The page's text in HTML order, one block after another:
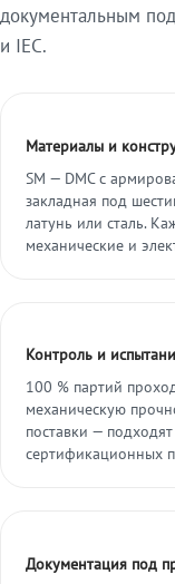
документальным
и IEC.
Материалы и
SM — DMC с
закладная под
латунь или сталь.
механические и
Контроль и
100 % партий
механическую
поставки —
сертификационных
Документация под